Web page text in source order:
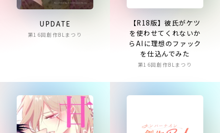
UPDATE
第16回創作BLまつり
【R18版】彼氏がケツ
を使わせてくれないか
らAIに理想のファック
を仕込んでみた
第16回創作BLまつり